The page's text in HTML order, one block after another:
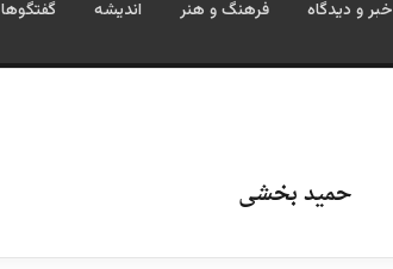
خبر و دیدگاه فرهنگ و هنر اندیشه گفتگوها
حمید بخشی